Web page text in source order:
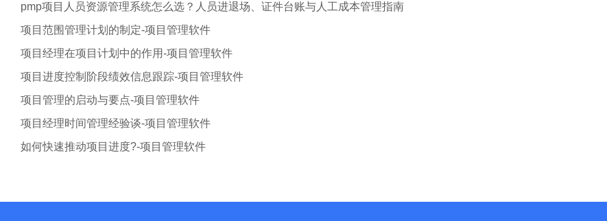
pmp项目人员资源管理系统怎么选？人员进退场、证件台账与人工成本管理指南
项目范围管理计划的制定-项目管理软件
项目经理在项目计划中的作用-项目管理软件
项目进度控制阶段绩效信息跟踪-项目管理软件
项目管理的启动与要点-项目管理软件
项目经理时间管理经验谈-项目管理软件
如何快速推动项目进度?-项目管理软件